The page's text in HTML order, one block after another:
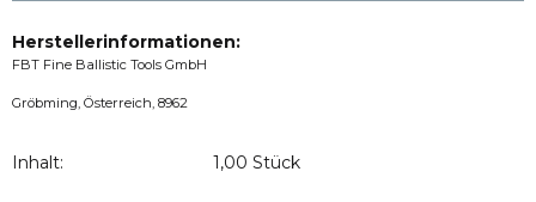
Herstellerinformationen:
FBT Fine Ballistic Tools GmbH
Gröbming, Österreich, 8962
Inhalt: 1,00 Stück